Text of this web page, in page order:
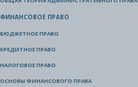
ФИНАНСОВОЕ ПРАВО
БЮДЖЕТНОЕ ПРАВО
КРЕДИТНОЕ ПРАВО
НАЛОГОВОЕ ПРАВО
ОСНОВЫ ФИНАНСОВОГО ПРАВА